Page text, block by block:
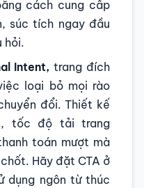
cách cung cấp
súc tích ngay đầu
hỏi.
Intent,trang đích
loại bỏ mọi rào
đổi. Thiết kế
tốc độ tải trang
toán mượt mà
Hãy đặt CTA ở
dụng ngôn từ thúc